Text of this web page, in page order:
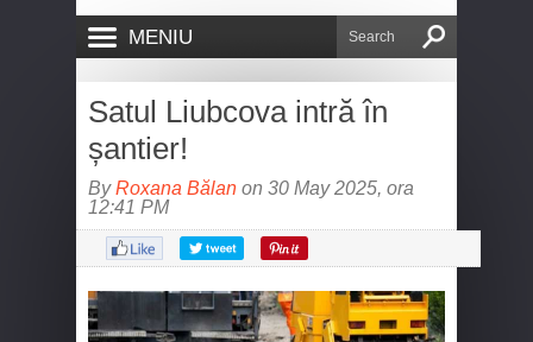
MENIU
Satul Liubcova intră în
șantier!
ByRoxana Bălan on 30 May 2025, ora
12:41 PM